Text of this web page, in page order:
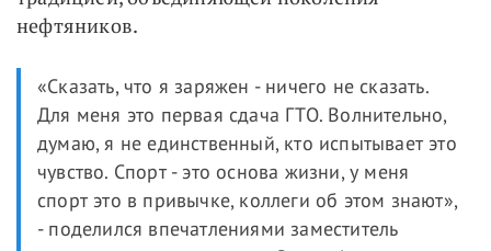
нефтяников.
«Сказать, что я заряжен - ничего не сказать.
Для меня это первая сдача ГТО. Волнительно,
думаю, я не единственный, кто испытывает это
чувство. Спорт - это основа жизни, у меня
спорт это в привычке, коллеги об этом знают»,
- поделился впечатлениями заместитель